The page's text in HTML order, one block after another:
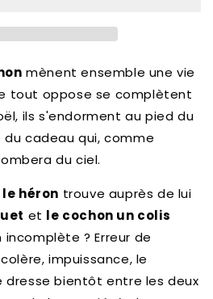
mènent ensemble une vie
tout oppose se complètent
ils s'endorment au pied du
cadeau qui, comme
du ciel.
le héron trouve auprès de lui
et le cochon un colis
incomplète ? Erreur de
impuissance, le
bientôt entre les deux